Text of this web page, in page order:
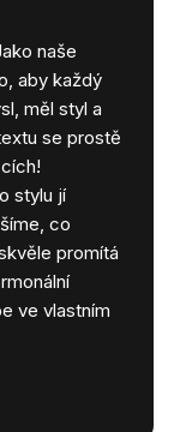
naše
aby každý
měl styl a
se prostě
stylu jí
co
promítá
ve vlastním